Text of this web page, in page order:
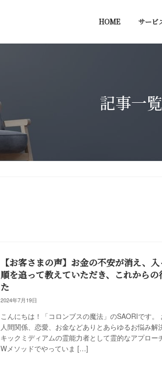
HOME サービ
記事一覧
【お客さまの声】お金の不安が消え、
順を追って教えていただき、これからの
た
2024年7月19日
こんにちは！「コロンブスの魔法」のSAORIです。
人間関係、恋愛、お金などありとあらゆるお悩み解
キックミディアムの霊能力者として霊的なアプロー
Wメソッドでやっていま […]